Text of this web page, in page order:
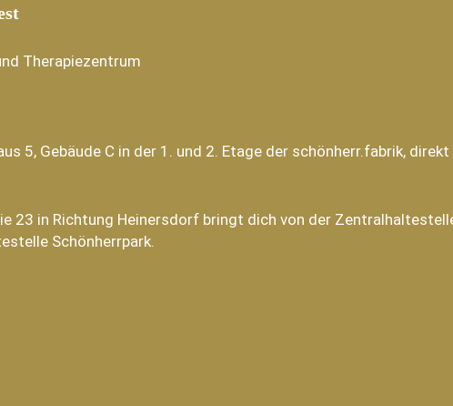
Therapiezentrum
5, Gebäude C in der 1. und 2. Etage der schönherr.fabrik,
23 in Richtung Heinersdorf bringt dich von der
Schönherrpark.